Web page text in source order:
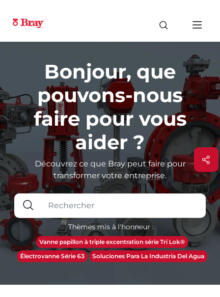
Bonjour, que
pouvons-nous
faire pour vous
aider ?
Découvrez ce que Bray peut faire pour
transformer votre entreprise.
Thèmes mis à l'honneur :
Vanne papillon à triple excentration série Tri Lok®
Électrovanne Série 63
Soluciones Para La Industria Del Agua